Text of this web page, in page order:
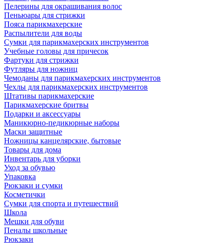
Пелерины для окрашивания волос
Пеньюары для стрижки
Пояса парикмахерские
Распылители для воды
Сумки для парикмахерских инструментов
Учебные головы для причесок
Фартуки для стрижки
Футляры для ножниц
Чемоданы для парикмахерских инструментов
Чехлы для парикмахерских инструментов
Штативы парикмахерские
Парикмахерские бритвы
Подарки и аксессуары
Маникюрно-педикюрные наборы
Маски защитные
Ножницы канцелярские, бытовые
Товары для дома
Инвентарь для уборки
Уход за обувью
Упаковка
Рюкзаки и сумки
Косметички
Сумки для спорта и путешествий
Школа
Мешки для обуви
Пеналы школьные
Рюкзаки